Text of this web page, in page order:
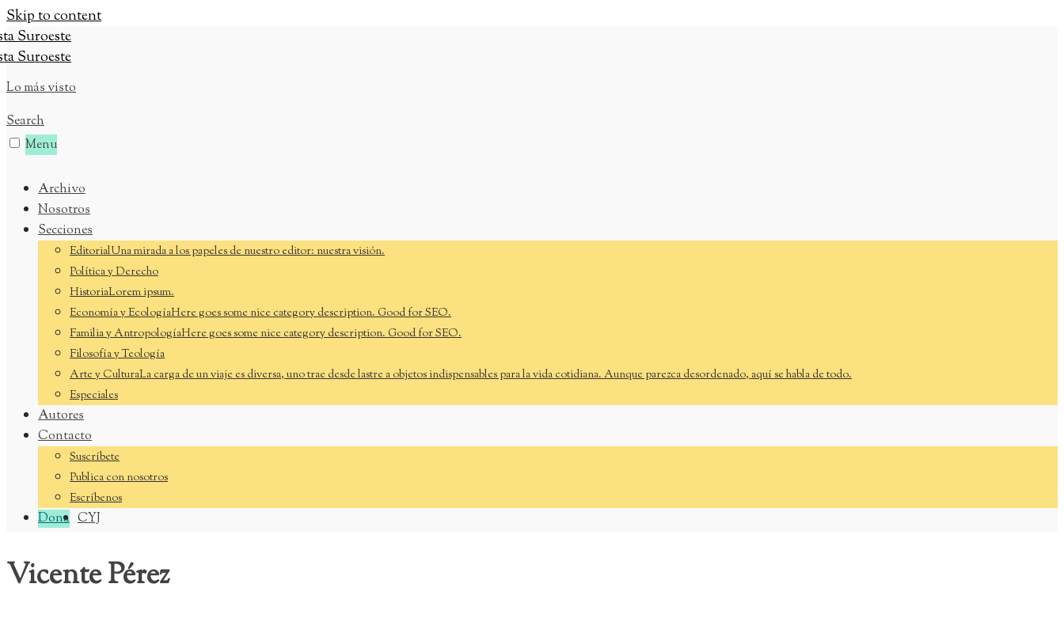
Skip to content
Lo más visto
Search
Menu
Archivo
Nosotros
Secciones
EditorialUna mirada a los papeles de nuestro editor: nuestra visión.
Política y Derecho
HistoriaLorem ipsum.
Economía y EcologíaHere goes some nice category description. Good for SEO.
Familia y AntropologíaHere goes some nice category description. Good for SEO.
Filosofía y Teología
Arte y CulturaLa carga de un viaje es diversa, uno trae desde lastre a objetos indispensables para la vida cotidiana. Aunque parezca desordenado, aquí se habla de todo.
Especiales
Autores
Contacto
Suscríbete
Publica con nosotros
Escríbenos
Dona CYJ
Vicente Pérez